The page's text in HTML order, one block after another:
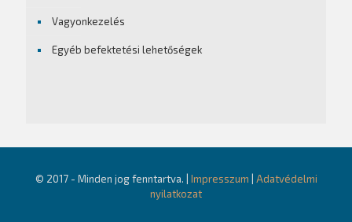
Vagyonkezelés
Egyéb befektetési lehetőségek
© 2017 - Minden jog fenntartva. | Impresszum
Adatvédelmi
nyilatkozat